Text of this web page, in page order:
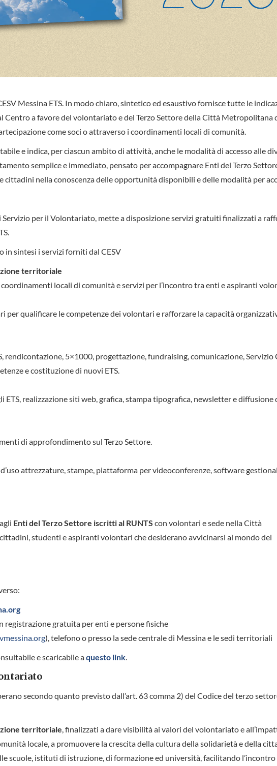
Messina ETS. In modo chiaro, sintetico ed esaustivo fornisce tutte le
Centro a favore del volontariato e del Terzo Settore della Città Metropolitana
come soci o attraverso i coordinamenti locali di comunità.
e indica, per ciascun ambito di attività, anche le modalità di accesso alle
semplice e immediato, pensato per accompagnare Enti del Terzo
nella conoscenza delle opportunità disponibili e delle modalità per
per il Volontariato, mette a disposizione servizi gratuiti finalizzati a
in sintesi i servizi forniti dal CESV
territoriale
locali di comunità e servizi per l’incontro tra enti e aspiranti
per qualificare le competenze dei volontari e rafforzare la capacità
rendicontazione, 5×1000, progettazione, fundraising, comunicazione, Servizio
e costituzione di nuovi ETS.
ETS, realizzazione siti web, grafica, stampa tipografica, newsletter e diffusione
di approfondimento sul Terzo Settore.
attrezzature, stampe, piattaforma per videoconferenze, software
Enti del Terzo Settore iscritti al RUNTS con volontari e sede nella Città
studenti e aspiranti volontari che desiderano avvicinarsi al mondo del
registrazione gratuita per enti e persone fisiche
), telefono o presso la sede centrale di Messina e le sedi territoriali
e scaricabile aquesto link.
secondo quanto previsto dall’art. 63 comma 2) del Codice del terzo
territoriale, finalizzati a dare visibilità ai valori del volontariato e
locale, a promuovere la crescita della cultura della solidarietà e della
scuole, istituti di istruzione, di formazione ed università, facilitando l’incontro